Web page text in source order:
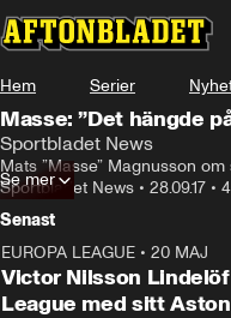
Hem Serier
Masse: ”Det hängde
Sportbladet News
Mats ”Masse” Magnusson
Sportbladet News • 28.09.17 •
Se mer
Senast
EUROPA LEAGUE • 20 MAJ
Victor Nilsson
League med sitt